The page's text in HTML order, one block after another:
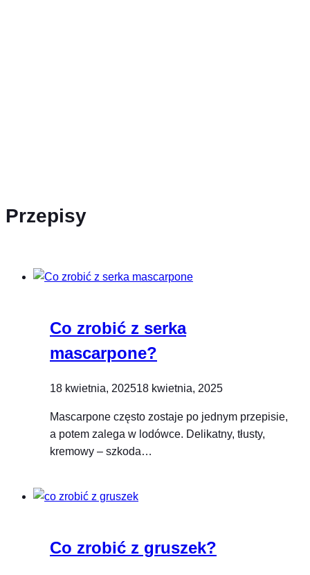
Przepisy
Co zrobić z serka
mascarpone?
18 kwietnia, 202518 kwietnia, 2025
Mascarpone często zostaje po jednym przepisie,
a potem zalega w lodówce. Delikatny, tłusty,
kremowy – szkoda…
Co zrobić z gruszek?